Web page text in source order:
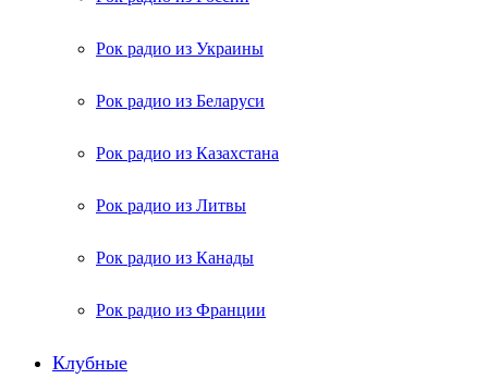
Рок радио из Украины
Рок радио из Беларуси
Рок радио из Казахстана
Рок радио из Литвы
Рок радио из Канады
Рок радио из Франции
Клубные